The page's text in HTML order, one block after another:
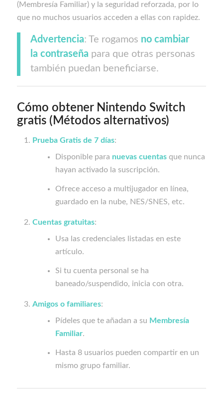
(Membresía Familiar) y la seguridad reforzada, por lo
que no muchos usuarios acceden a ellas con rapidez.
Advertencia: Te rogamos no cambiar
la contraseña para que otras personas
también puedan beneficiarse.
Cómo obtener Nintendo Switch
gratis (Métodos alternativos)
Prueba Gratis de 7 días:
Disponible para nuevas cuentasque nunca
hayan activado la suscripción.
Ofrece acceso a multijugador en línea,
guardado en la nube, NES/SNES, etc.
Cuentas gratuitas:
Usa las credenciales listadas en este
artículo.
Si tu cuenta personal se ha
baneado/suspendido, inicia con otra.
Amigos o familiares:
Pídeles que te añadan a su Membresía
Familiar.
Hasta 8 usuarios pueden compartir en un
mismo grupo familiar.